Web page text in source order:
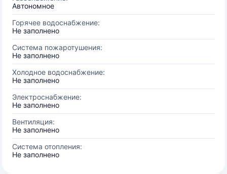
Автономное
Горячее водоснабжение:
Не заполнено
Система пожаротушения:
Не заполнено
Холодное водоснабжение:
Не заполнено
Электроснабжение:
Не заполнено
Вентиляция:
Не заполнено
Система отопления:
Не заполнено